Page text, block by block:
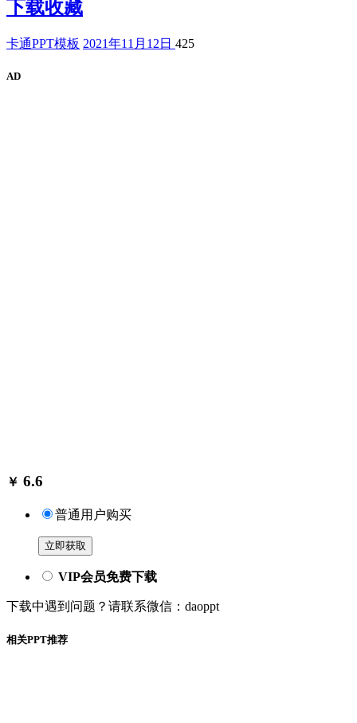
下载收藏
卡通PPT模板 2021年11月12日 425
AD
￥ 6.6
普通用户购买
立即获取
VIP会员免费下载
下载中遇到问题？请联系微信：daoppt
相关PPT推荐